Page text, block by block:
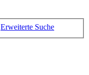
Erweiterte Suche